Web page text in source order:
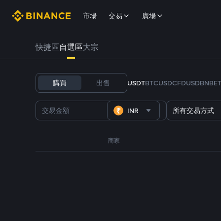
市場 交易 廣場
快捷區自選區大宗
購買 出售 USDTBTCUSDCFDUSDBNB
INR 所有交易方式
商家